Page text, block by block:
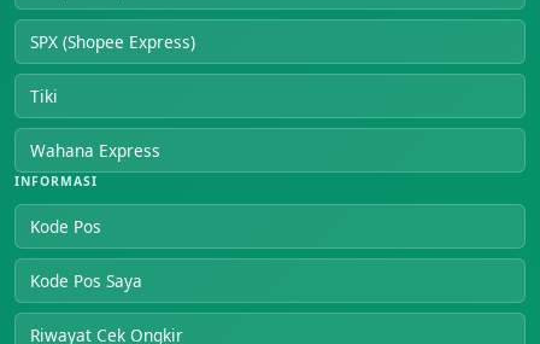
SPX (Shopee Express)
Tiki
Wahana Express
INFORMASI
Kode Pos
Kode Pos Saya
Riwayat Cek Ongkir